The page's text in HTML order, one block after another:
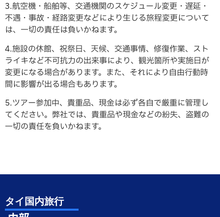
3.航空機・船舶等、交通機関のスケジュール変更・遅延・
不遇・事故・経路変更などにより生じる旅程変更について
は、一切の責任は負いかねます。
4.施設の休館、祝祭日、天候、交通事情、修復作業、スト
ライキなど不可抗力の出来事により、観光箇所や実施日が
変更になる場合があります。また、それにより自由行動時
間に影響が出る場合もあります。
5.ツアー参加中、貴重品、現金は必ず各自で厳重に管理し
てください。弊社では、貴重品や現金などの紛失、盗難の
一切の責任を負いかねます。
タイ国内旅行